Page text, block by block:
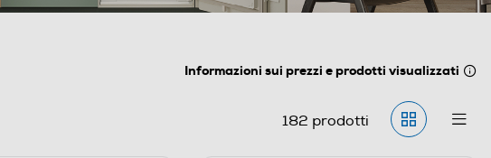
Informazioni sui prezzi e prodotti visualizzati
182 prodotti